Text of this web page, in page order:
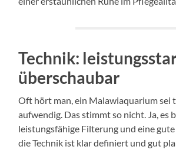
Technik:
überschaubar
Oft hört man, ein Malawiaquarium sei
aufwendig. Das stimmt so nicht. Ja, es
leistungsfähige Filterung und eine
die Technik ist klar definiert und gut